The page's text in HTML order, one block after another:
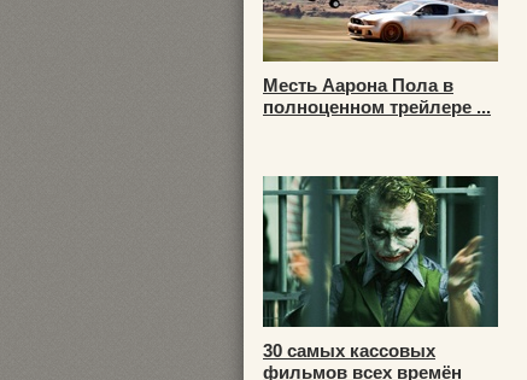
Месть Аарона Пола в
полноценном трейлере ...
30 самых кассовых
фильмов всех времён